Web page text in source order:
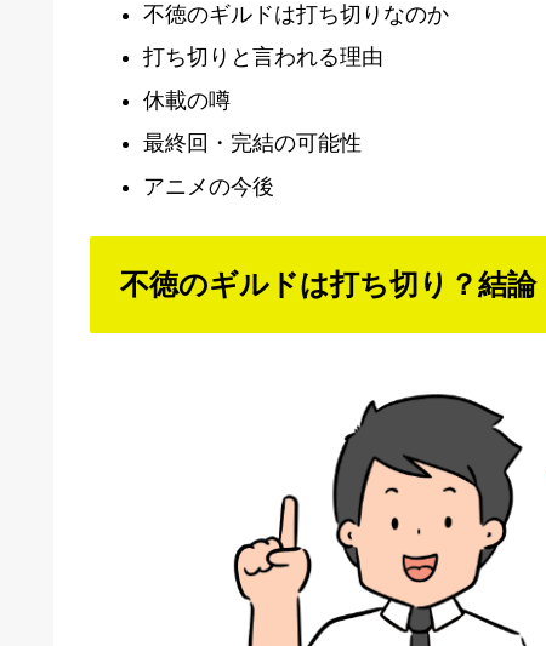
不徳のギルドは打ち切りなのか
打ち切りと言われる理由
休載の噂
最終回・完結の可能性
アニメの今後
不徳のギルドは打ち切り？結論